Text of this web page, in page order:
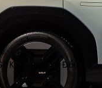
Hoạch và Đầu Tư